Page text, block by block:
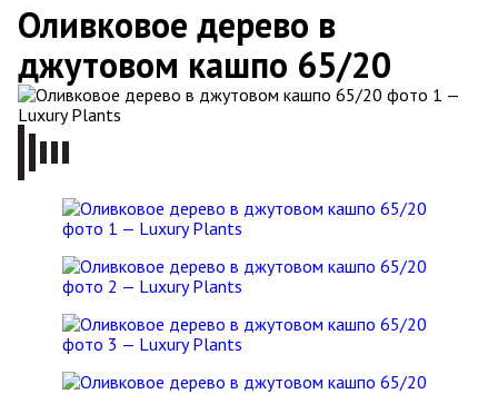
Оливковое дерево в
джутовом кашпо 65/20